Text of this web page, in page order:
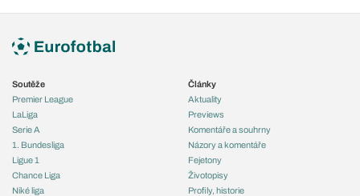
Soutěže
Premier League
LaLiga
Serie A
1. Bundesliga
Ligue 1
Chance Liga
Niké liga
Články
Aktuality
Previews
Komentáře a souhrny
Názory a komentáře
Fejetony
Životopisy
Profily, historie